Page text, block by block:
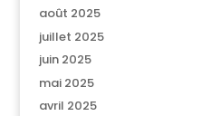
août 2025
juillet 2025
juin 2025
mai 2025
avril 2025